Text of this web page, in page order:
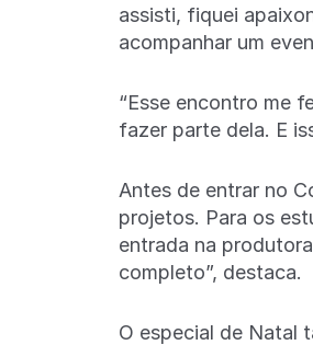
assisti, fiquei
acompanhar um
“Esse encontro me
fazer parte dela. E
Antes de entrar no
projetos. Para os
entrada na
completo”, destaca.
O especial de Natal